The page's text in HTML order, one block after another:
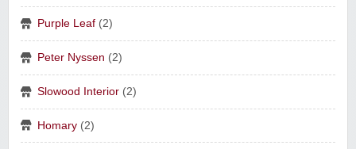
Purple Leaf (2)
Peter Nyssen (2)
Slowood Interior (2)
Homary (2)